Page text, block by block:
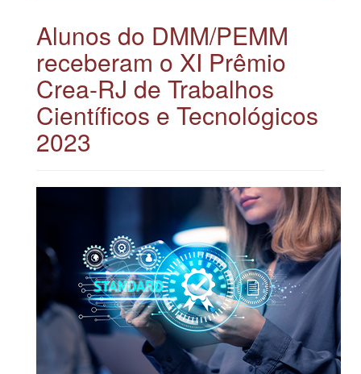
Alunos do DMM/PEMM
receberam o XI Prêmio
Crea-RJ de Trabalhos
Científicos e Tecnológicos
2023